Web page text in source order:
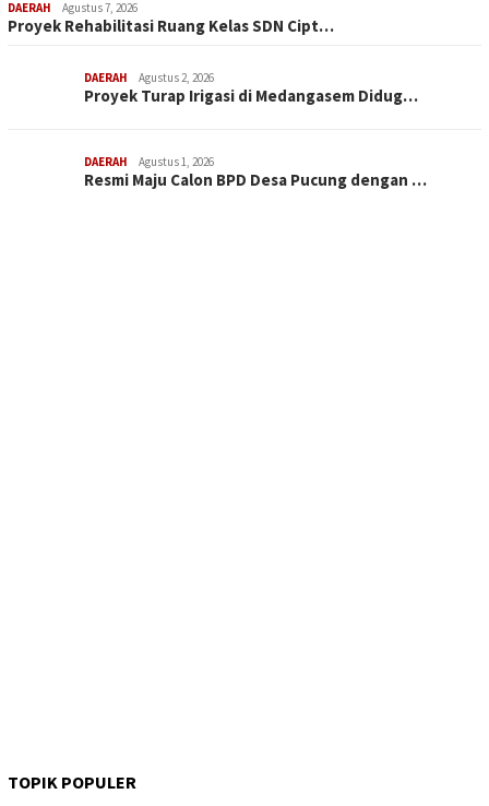
DAERAH Agustus 7, 2026
Proyek Rehabilitasi Ruang Kelas SDN Cipt…
DAERAH Agustus 2, 2026
Proyek Turap Irigasi di Medangasem Didug…
DAERAH Agustus 1, 2026
Resmi Maju Calon BPD Desa Pucung dengan …
TOPIK POPULER